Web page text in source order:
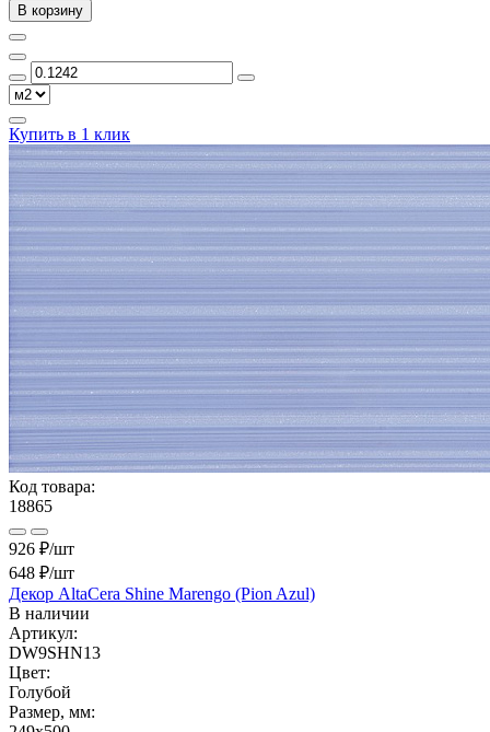
В корзину
Купить в 1 клик
Код товара:
18865
926 ₽/шт
648 ₽/шт
Декор AltaCera Shine Marengo (Pion Azul)
В наличии
Артикул:
DW9SHN13
Цвет:
Голубой
Размер, мм: